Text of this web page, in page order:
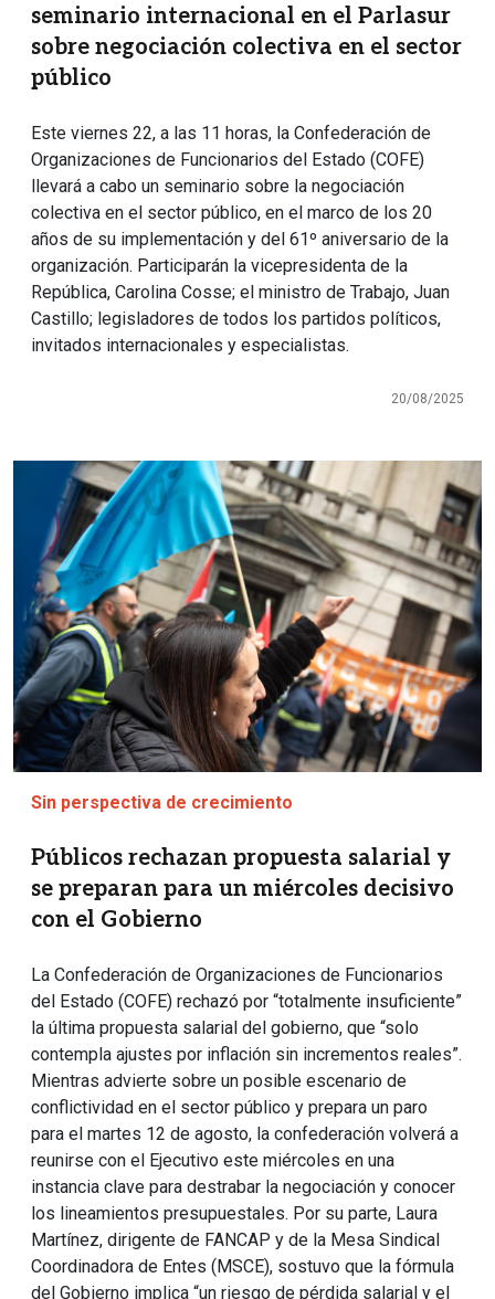
seminario internacional en el Parlasur
sobre negociación colectiva en el sector
público
Este viernes 22, a las 11 horas, la Confederación de
Organizaciones de Funcionarios del Estado (COFE)
llevará a cabo un seminario sobre la negociación
colectiva en el sector público, en el marco de los 20
años de su implementación y del 61º aniversario de la
organización. Participarán la vicepresidenta de la
República, Carolina Cosse; el ministro de Trabajo, Juan
Castillo; legisladores de todos los partidos políticos,
invitados internacionales y especialistas.
20/08/2025
Imagen
Sin perspectiva de crecimiento
Públicos rechazan propuesta salarial y
se preparan para un miércoles decisivo
con el Gobierno
La Confederación de Organizaciones de Funcionarios
del Estado (COFE) rechazó por “totalmente insuficiente”
la última propuesta salarial del gobierno, que “solo
contempla ajustes por inflación sin incrementos reales”.
Mientras advierte sobre un posible escenario de
conflictividad en el sector público y prepara un paro
para el martes 12 de agosto, la confederación volverá a
reunirse con el Ejecutivo este miércoles en una
instancia clave para destrabar la negociación y conocer
los lineamientos presupuestales. Por su parte, Laura
Martínez, dirigente de FANCAP y de la Mesa Sindical
Coordinadora de Entes (MSCE), sostuvo que la fórmula
del Gobierno implica “un riesgo de pérdida salarial y el